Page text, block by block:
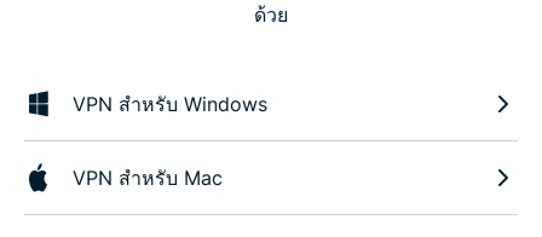
ด้วย
VPN สำหรับ Windows
VPN สำหรับ Mac